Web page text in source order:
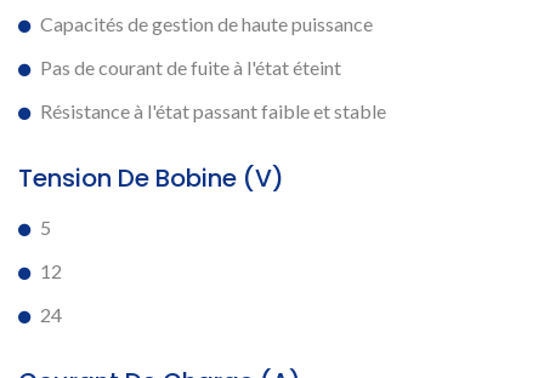
Capacités de gestion de haute puissance
Pas de courant de fuite à l'état éteint
Résistance à l'état passant faible et stable
Tension De Bobine (V)
5
12
24